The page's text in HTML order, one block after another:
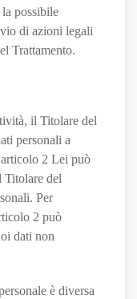
possibile
di azioni legali
Trattamento.
il Titolare del
personali a
2 Lei può
Titolare del
Per
2 può
dati non
è diversa